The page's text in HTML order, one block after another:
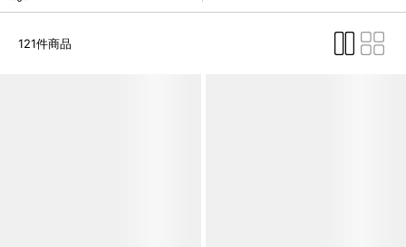
121件商品